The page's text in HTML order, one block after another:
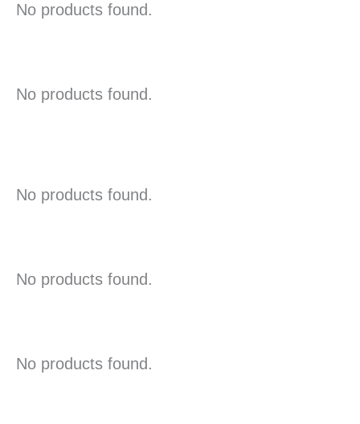
No products found.
No products found.
No products found.
No products found.
No products found.